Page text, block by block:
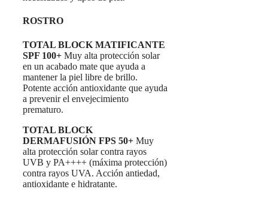
ROSTRO
TOTAL BLOCK MATIFICANTE
SPF 100+ Muy alta protección solar
en un acabado mate que ayuda a
mantener la piel libre de brillo.
Potente acción antioxidante que ayuda
a prevenir el envejecimiento
prematuro.
TOTAL BLOCK
DERMAFUSIÓN FPS 50+ Muy
alta protección solar contra rayos
UVB y PA++++ (máxima protección)
contra rayos UVA. Acción antiedad,
antioxidante e hidratante.